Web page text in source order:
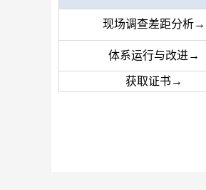
现场调查差距分析→
体系运行与改进→
获取证书→